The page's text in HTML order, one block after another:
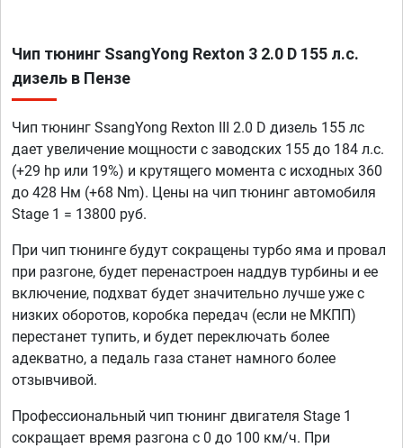
Чип тюнинг SsangYong Rexton 3 2.0 D 155 л.с.
дизель в Пензе
Чип тюнинг SsangYong Rexton III 2.0 D дизель 155 лс
дает увеличение мощности с заводских 155 до 184 л.с.
(+29 hp или 19%) и крутящего момента с исходных 360
до 428 Нм (+68 Nm). Цены на чип тюнинг автомобиля
Stage 1 = 13800 руб.
При чип тюнинге будут сокращены турбо яма и провал
при разгоне, будет перенастроен наддув турбины и ее
включение, подхват будет значительно лучше уже с
низких оборотов, коробка передач (если не МКПП)
перестанет тупить, и будет переключать более
адекватно, а педаль газа станет намного более
отзывчивой.
Профессиональный чип тюнинг двигателя Stage 1
сокращает время разгона с 0 до 100 км/ч. При